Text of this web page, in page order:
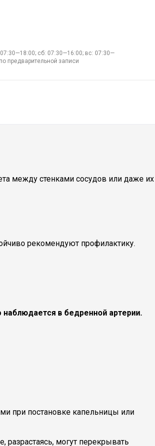
07:30—18:00; сб: 07:30—16:00; вс: 07:30—
предварительной записи
между стенками сосудов или даже их
рекомендуют профилактику.
в бедренной артерии.
при постановке капельницы или
могут перекрывать